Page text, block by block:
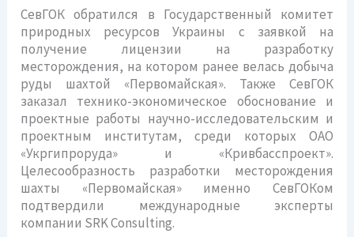
СевГОК обратился в Государственный комитет
природных ресурсов Украины с заявкой на
получение лицензии на разработку
месторождения, на котором ранее велась добыча
руды шахтой «Первомайская». Также СевГОК
заказал технико-экономическое обоснование и
проектные работы научно-исследовательским и
проектным институтам, среди которых ОАО
«Укргипроруда» и «Кривбасспроект».
Целесообразность разработки месторождения
шахты «Первомайская» именно СевГОКом
подтвердили международные эксперты
компании SRK Consulting.